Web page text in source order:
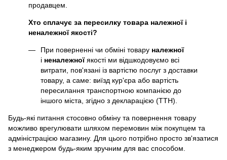
продавцем.
Хто сплачує за пересилку товара належної і
неналежної якості?
При поверненні чи обміні товару належної
і неналежноїякості ми відшкодовуємо всі
витрати, пов'язані із вартістю послуг з доставки
товару, а саме: виїзд кур'єра або вартість
пересилання транспортною компанією до
іншого міста, згідно з декларацією (ТТН).
Будь-які питання стосовно обміну та повернення товару
можливо врегулювати шляхом перемовин між покупцем та
адміністрацією магазину. Для цього потрібно просто зв'язатися
з менеджером будь-яким зручним для вас способом.